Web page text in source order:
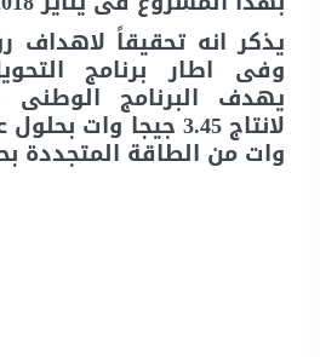
يهدف البرنامج الوطنى
وات من الطاقة المتجددة بحلول